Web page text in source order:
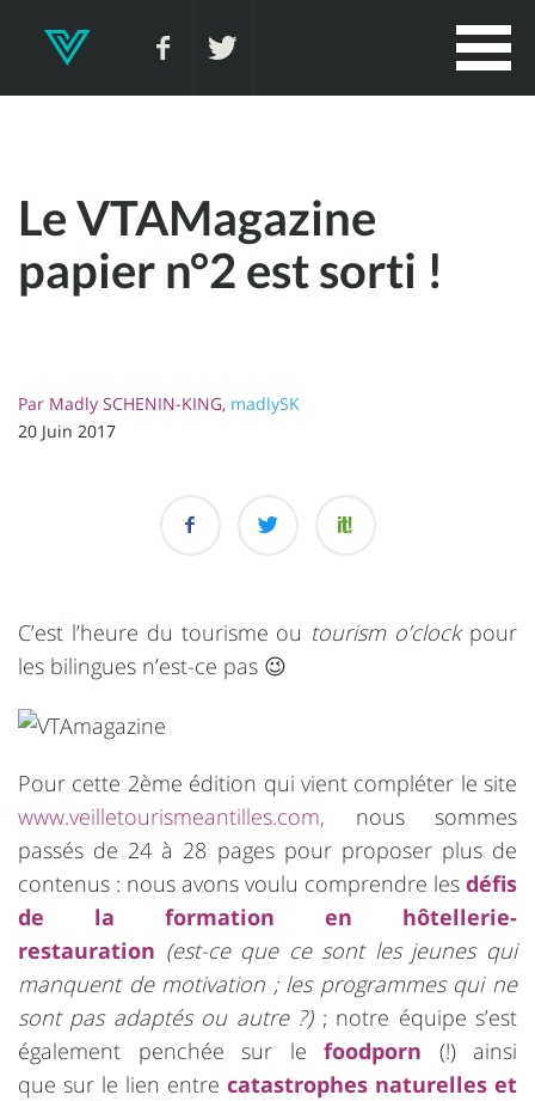
Le VTAMagazine
papier n°2 est sorti !
Par Madly SCHENIN-KING, madlySK
20 Juin 2017
C’est l’heure du tourisme ou tourism o’clockpour
les bilingues n’est-ce pas 😉
Pour cette 2ème édition qui vient compléter le site
www.veilletourismeantilles.com, nous sommes
passés de 24 à 28 pages pour proposer plus de
contenus : nous avons voulu comprendre les défis
de la formation en hôtellerie-
restauration (est-ce que ce sont les jeunes qui
manquent de motivation ; les programmes qui ne
sont pas adaptés ou autre ?); notre équipe s’est
également penchée sur le foodporn (!) ainsi
que sur le lien entre catastrophes naturelles et